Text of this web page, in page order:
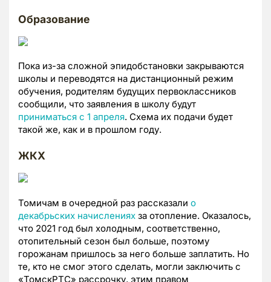
Образование
Пока из-за сложной эпидобстановки закрываются
школы и переводятся на дистанционный режим
обучения, родителям будущих первоклассников
сообщили, что заявления в школу будут
приниматься с 1 апреля. Схема их подачи будет
такой же, как и в прошлом году.
ЖКХ
Томичам в очередной раз рассказали о
декабрьских начислениях за отопление. Оказалось,
что 2021 год был холодным, соответственно,
отопительный сезон был больше, поэтому
горожанам пришлось за него больше заплатить. Но
те, кто не смог этого сделать, могли заключить с
«ТомскРТС» рассрочку, этим правом